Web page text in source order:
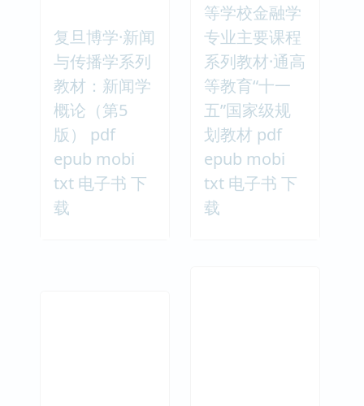
复旦博学·新闻
与传播学系列
教材：新闻学
概论（第5
版） pdf
epub mobi
txt 电子书 下
载
等学校金融学
专业主要课程
系列教材·通高
等教育“十一
五”国家级规
划教材 pdf
epub mobi
txt 电子书 下
载